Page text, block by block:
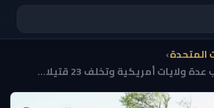
المتحدة›
أمريكية وتخلف 23 قتيلا...